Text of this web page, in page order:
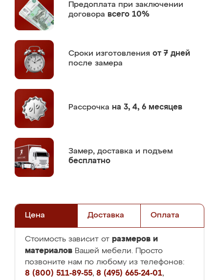
Предоплата при заключении
договора всего 10%
Сроки изготовления от 7 дней
после замера
Рассрочка на 3, 4, 6 месяцев
Замер, доставка и подъем
бесплатно
Цена Доставка Оплата
Стоимость зависит от размеров и
материалов Вашей мебели. Просто
позвоните нам по любому из телефонов:
8 (800) 511-89-55, 8 (495) 665-24-01,